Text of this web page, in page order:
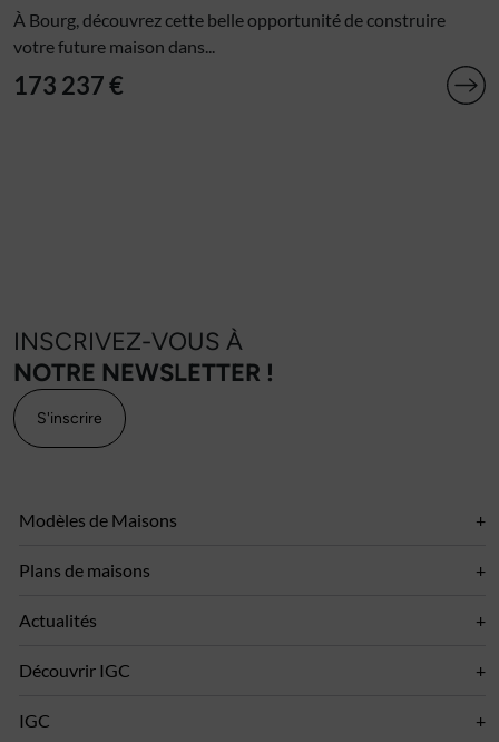
À Bourg, découvrez cette belle opportunité de construire
votre future maison dans...
173 237 €
INSCRIVEZ-VOUS À
NOTRE NEWSLETTER !
S'inscrire
Modèles de Maisons
Plans de maisons
Actualités
Découvrir IGC
IGC